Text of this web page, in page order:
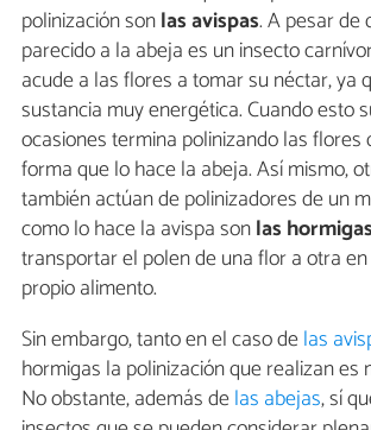
polinización sonlas avispas. A pesar de
parecido a la abeja es un insecto
acude a las flores a tomar su néctar, ya
sustancia muy energética. Cuando esto
ocasiones termina polinizando las flores
forma que lo hace la abeja. Así mismo,
también actúan de polinizadores de un
como lo hace la avispa sonlas hormigas
transportar el polen de una flor a otra
propio alimento.
Sin embargo, tanto en el caso delas
hormigas la polinización que realizan es
No obstante, además delas abejas, sí